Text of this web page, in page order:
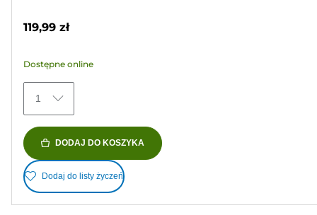
275
119,99 zł
Dostępne online
1
DODAJ DO KOSZYKA
Dodaj do listy życzeń